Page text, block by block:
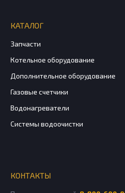
КАТАЛОГ
Запчасти
Котельное оборудование
Дополнительное оборудование
Газовые счетчики
Водонагреватели
Системы водоочистки
КОНТАКТЫ